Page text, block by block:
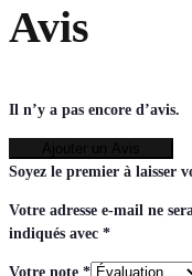
Avis
Il n’y a pas encore d’avis.
Soyez le premier à laisser
Votre adresse e-mail ne
indiqués avec *
Votre note *